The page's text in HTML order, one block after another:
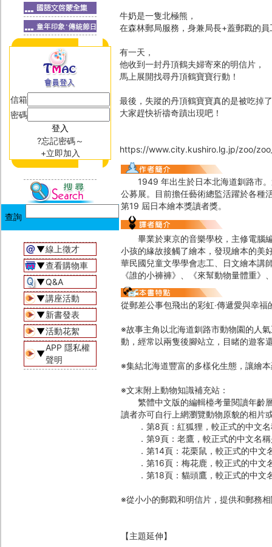
信箱
密碼
?忘記密碼～
+立即加入
▼線上徵才
▼查看購物車
▼Q&A
▼講座活動
▼新書發表
▼活動花絮
▼
APP 隱私權
聲明
牛奶是一隻北極熊，
在森林郵局服務，身兼局長+蓋郵戳的
有一天，
他收到一封丹頂鶴夫婦寄來的明信片，
馬上展開找尋丹頂鶴寶寶行動！
最後，失蹤的丹頂鶴寶寶真的是被吃掉
大家趕快祈禱奇蹟出現吧！
https://www.city.kushiro.lg.jp/zoo/
1949 年出生於日本北海道釧路市。
公募展。目前擔任藝術總監活躍於各種
第19 屆日本繪本獎讀者獎。
畢業於東京的音樂學校，主修電腦編
小孩的緣故接觸了繪本，發現繪本的美
華民國兒童文學學會志工、日文繪本講
《誰的小褲褲》、《來幫動物量體重
從郵差公事包飛出的彩虹‧傳遞愛與幸福
※故事主角以北海道釧路市動物園的人
動，經常以兩隻後腳站立，目睹的遊客
※集結北海道豐富的多樣化生態，讓繪
※文末附上動物知識補充站：
繁體中文版的編輯檯考量閱讀年齡層
讀者亦可自行上網瀏覽動物原貌的相片
．第8頁：紅狐狸，較正式的中文名
．第9頁：老鷹，較正式的中文名稱
．第14頁：花栗鼠，較正式的中文
．第16頁：梅花鹿，較正式的中文
．第18頁：貓頭鷹，較正式的中文
※從小小的郵戳和明信片，提供和郵務
【主題延伸】